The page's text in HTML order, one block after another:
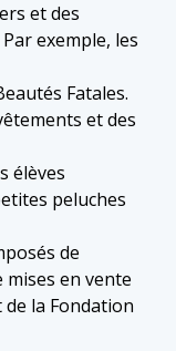
et des
exemple, les
Fatales.
et des
élèves
peluches
de
en vente
la Fondation